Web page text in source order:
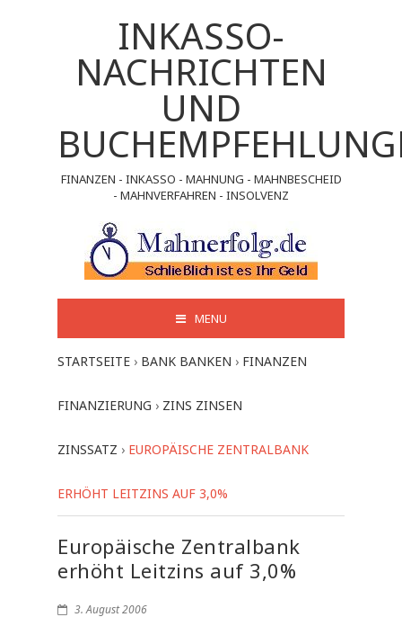
INKASSO-
NACHRICHTEN
UND
FINANZEN - INKASSO - MAHNUNG - MAHNBESCHEID
- MAHNVERFAHREN - INSOLVENZ
MENU
STARTSEITE › BANK BANKEN › FINANZEN
FINANZIERUNG › ZINS ZINSEN
ZINSSATZ › EUROPÄISCHE ZENTRALBANK
ERHÖHT LEITZINS AUF 3,0%
Europäische Zentralbank
erhöht Leitzins auf 3,0%
3. August 2006